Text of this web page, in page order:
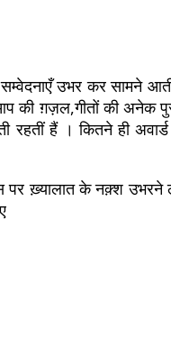
उभर कर सामने
की ग़ज़ल,गीतों की
हैं । कितने ही
पर ख़्यालात के नक़्श